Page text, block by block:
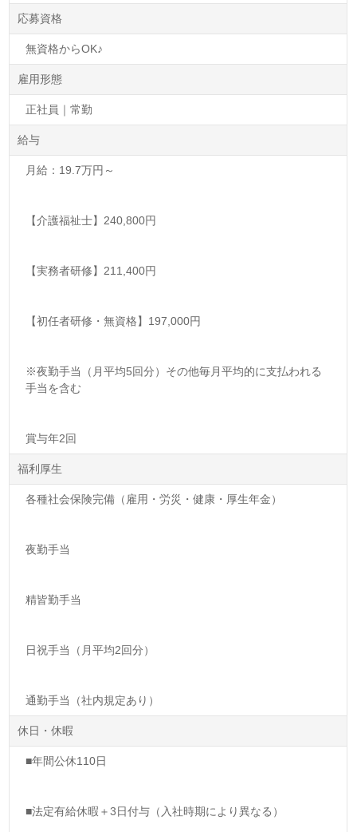
応募資格
無資格からOK♪
雇用形態
正社員｜常勤
給与
月給：19.7万円～
【介護福祉士】240,800円
【実務者研修】211,400円
【初任者研修・無資格】197,000円
※夜勤手当（月平均5回分）その他毎月平均的に支払われる
手当を含む
賞与年2回
福利厚生
各種社会保険完備（雇用・労災・健康・厚生年金）
夜勤手当
精皆勤手当
日祝手当（月平均2回分）
通勤手当（社内規定あり）
休日・休暇
■年間公休110日
■法定有給休暇＋3日付与（入社時期により異なる）